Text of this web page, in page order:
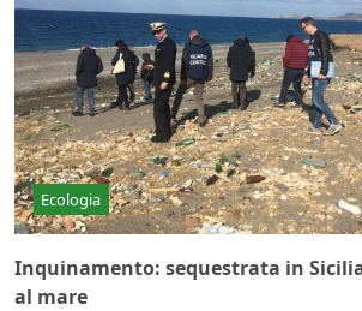
Ecologia
Inquinamento: sequestrata in
al mare